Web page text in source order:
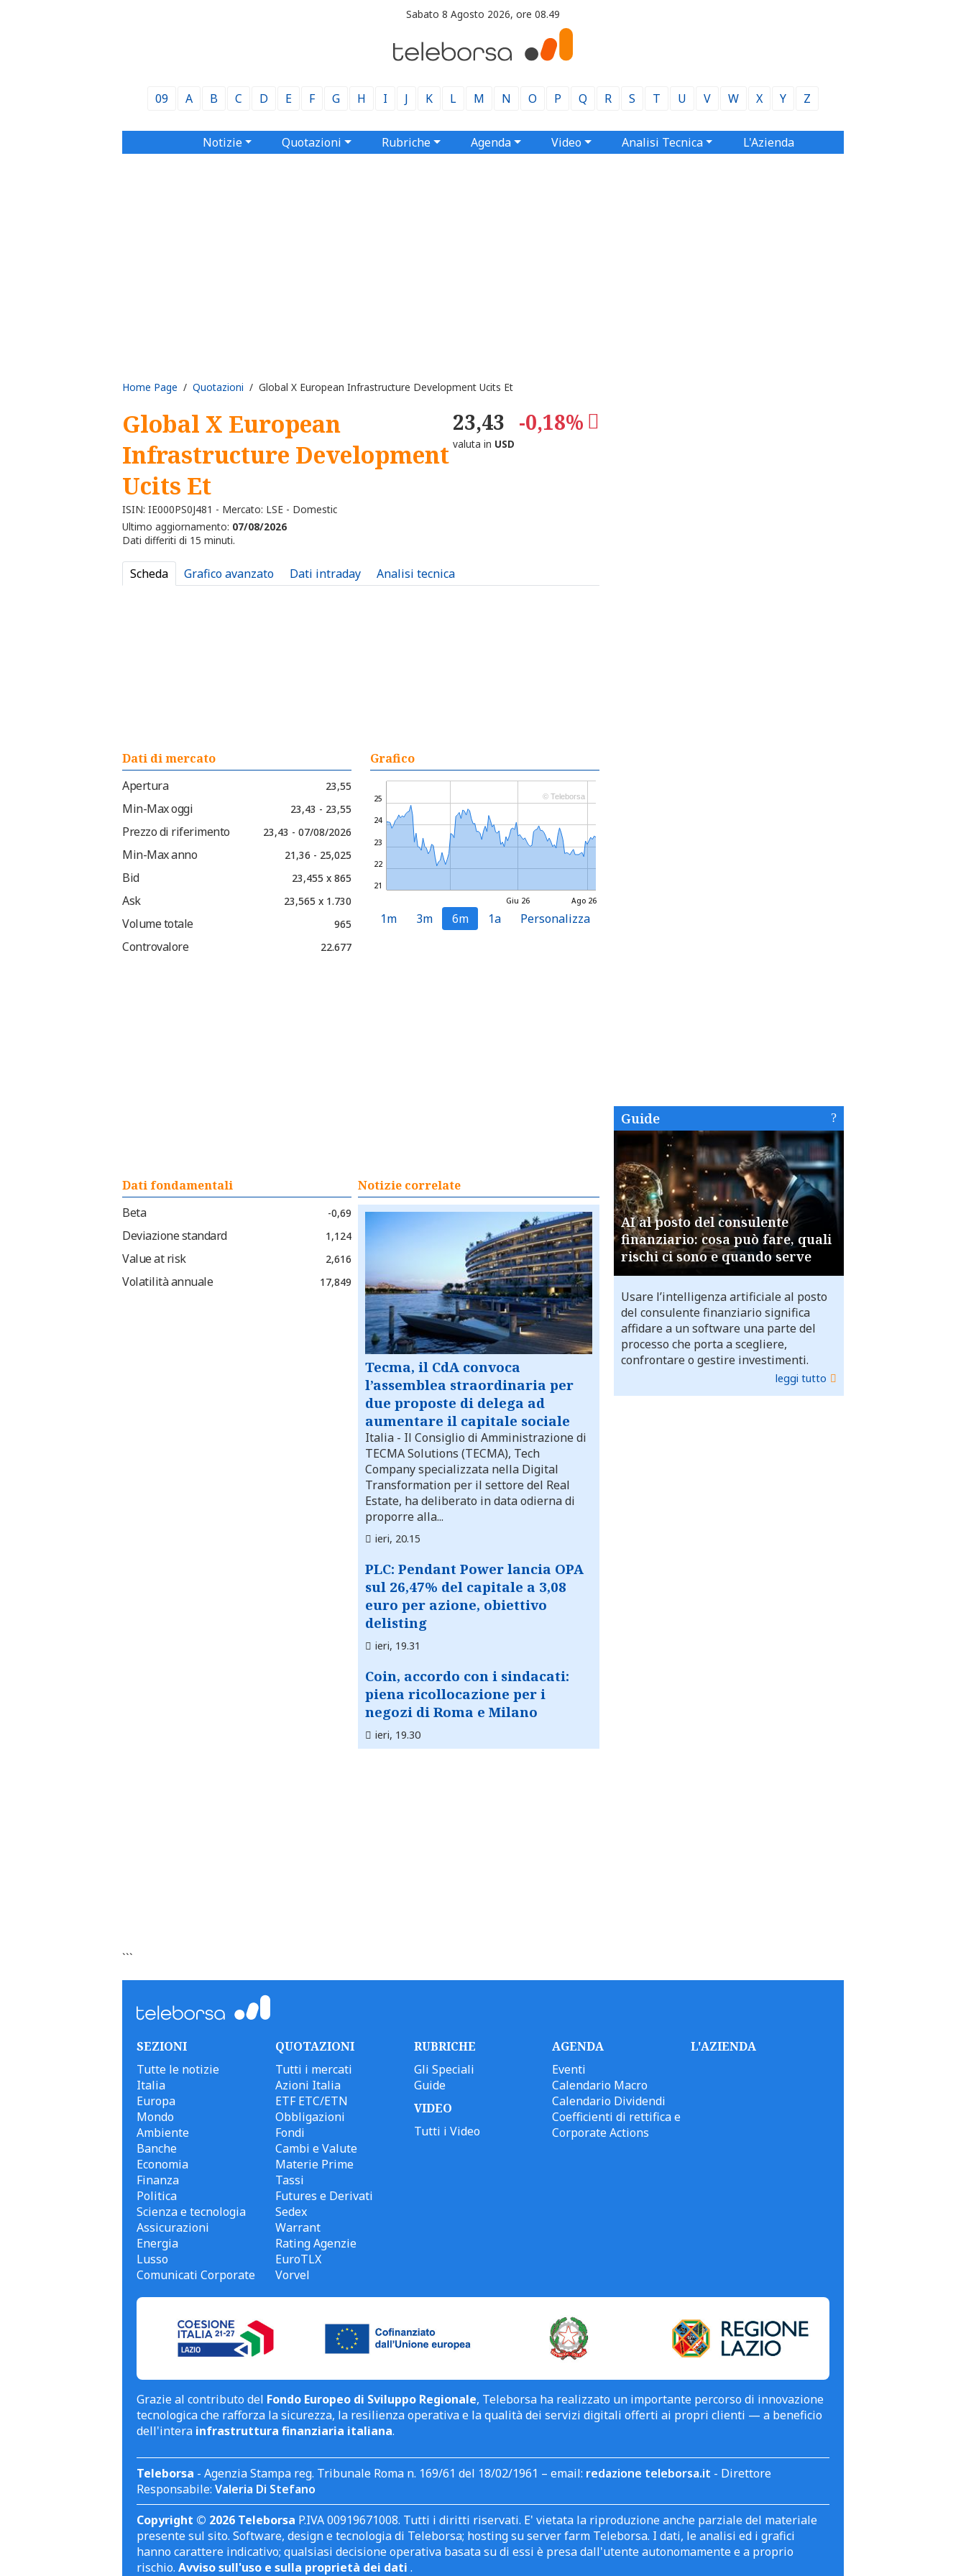
Sabato 8 Agosto 2026, ore 08.49
09 A B C D E F G H I J K L M N O P Q R S T U V W X Y Z
Notizie Quotazioni Rubriche Agenda Video Analisi Tecnica L'Azienda
Home Page / Quotazioni / Global X European Infrastructure Development Ucits Et
Global X European
Infrastructure Development
Ucits Et
ISIN: IE000PS0J481 - Mercato: LSE - Domestic
23,43 -0,18%
valuta in USD
Ultimo aggiornamento: 07/08/2026
Dati differiti di 15 minuti.
Scheda Grafico avanzato Dati intraday Analisi tecnica
Dati di mercato
Apertura
23,55
Min-Max oggi 23,43 - 23,55
Prezzo di riferimento 23,43 - 07/08/2026
Min-Max anno 21,36 - 25,025
Bid 23,455 x 865
Ask 23,565 x 1.730
Volume totale 965
Controvalore 22.677
Grafico
Giu 26 Ago 26
21
22
23
24
25 © Teleborsa
1m 3m 6m 1a Personalizza
Dati fondamentali
Beta
-0,69
Deviazione standard 1,124
Value at risk 2,616
Volatilità annuale 17,849
Notizie correlate
Tecma, il CdA convoca
l’assemblea straordinaria per
due proposte di delega ad
aumentare il capitale sociale
Italia - Il Consiglio di Amministrazione di
TECMA Solutions (TECMA), Tech
Company specializzata nella Digital
Transformation per il settore del Real
Estate, ha deliberato in data odierna di
proporre alla...
ieri, 20.15
PLC: Pendant Power lancia OPA
sul 26,47% del capitale a 3,08
euro per azione, obiettivo
delisting
ieri, 19.31
Coin, accordo con i sindacati:
piena ricollocazione per i
negozi di Roma e Milano
ieri, 19.30
```
Guide
AI al posto del consulente
finanziario: cosa può fare, quali
rischi ci sono e quando serve
Usare l’intelligenza artificiale al posto
del consulente finanziario significa
affidare a un software una parte del
processo che porta a scegliere,
confrontare o gestire investimenti.
leggi tutto
SEZIONI
Tutte le notizie
Italia
Europa
Mondo
Ambiente
Banche
Economia
Finanza
Politica
Scienza e tecnologia
Assicurazioni
Energia
Lusso
Comunicati Corporate
QUOTAZIONI
Tutti i mercati
Azioni Italia
ETF ETC/ETN
Obbligazioni
Fondi
Cambi e Valute
Materie Prime
Tassi
Futures e Derivati
Sedex
Warrant
Rating Agenzie
EuroTLX
Vorvel
RUBRICHE
Gli Speciali
Guide
VIDEO
Tutti i Video
AGENDA
Eventi
Calendario Macro
Calendario Dividendi
Coefficienti di rettifica e
Corporate Actions
L'AZIENDA
Grazie al contributo del Fondo Europeo di Sviluppo Regionale, Teleborsa ha realizzato un importante percorso di innovazione
tecnologica che rafforza la sicurezza, la resilienza operativa e la qualità dei servizi digitali offerti ai propri clienti — a beneficio
dell'intera infrastruttura finanziaria italiana.
Teleborsa - Agenzia Stampa reg. Tribunale Roma n. 169/61 del 18/02/1961 – email: redazione teleborsa.it - Direttore
Responsabile: Valeria Di Stefano
Copyright © 2026 Teleborsa P.IVA 00919671008. Tutti i diritti riservati. E' vietata la riproduzione anche parziale del materiale
presente sul sito. Software, design e tecnologia di Teleborsa; hosting su server farm Teleborsa. I dati, le analisi ed i grafici
hanno carattere indicativo; qualsiasi decisione operativa basata su di essi è presa dall'utente autonomamente e a proprio
rischio. Avviso sull'uso e sulla proprietà dei dati .